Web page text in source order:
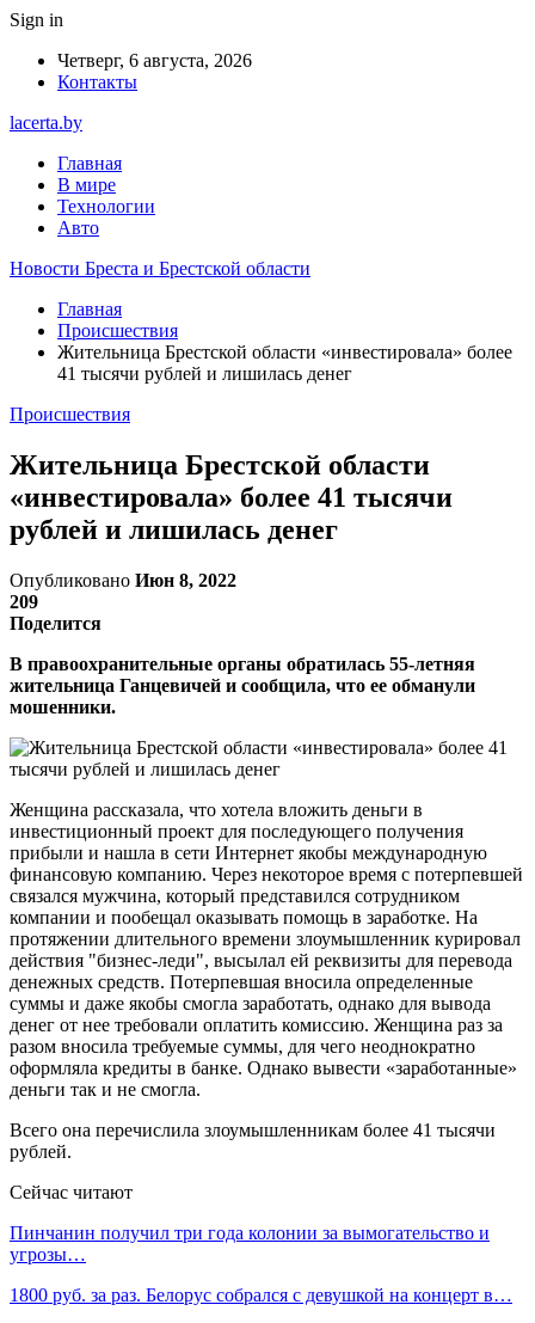
Sign in
Четверг, 6 августа, 2026
Контакты
lacerta.by
Главная
В мире
Технологии
Авто
Новости Бреста и Брестской области
Главная
Происшествия
Жительница Брестской области «инвестировала» более
41 тысячи рублей и лишилась денег
Происшествия
Жительница Брестской области
«инвестировала» более 41 тысячи
рублей и лишилась денег
Опубликовано Июн 8, 2022
209
Поделится
В правоохранительные органы обратилась 55-летняя
жительница Ганцевичей и сообщила, что ее обманули
мошенники.
Женщина рассказала, что хотела вложить деньги в
инвестиционный проект для последующего получения
прибыли и нашла в сети Интернет якобы международную
финансовую компанию. Через некоторое время с потерпевшей
связался мужчина, который представился сотрудником
компании и пообещал оказывать помощь в заработке. На
протяжении длительного времени злоумышленник курировал
действия "бизнес-леди", высылал ей реквизиты для перевода
денежных средств. Потерпевшая вносила определенные
суммы и даже якобы смогла заработать, однако для вывода
денег от нее требовали оплатить комиссию. Женщина раз за
разом вносила требуемые суммы, для чего неоднократно
оформляла кредиты в банке. Однако вывести «заработанные»
деньги так и не смогла.
Всего она перечислила злоумышленникам более 41 тысячи
рублей.
Сейчас читают
Пинчанин получил три года колонии за вымогательство и
угрозы…
1800 руб. за раз. Белорус собрался с девушкой на концерт в…